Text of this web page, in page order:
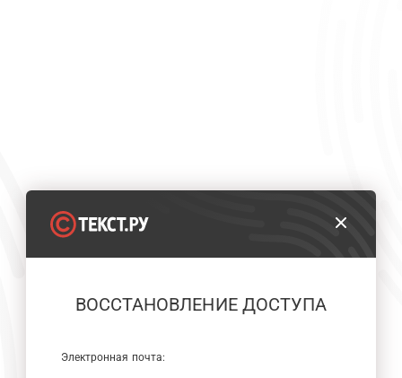
ВОССТАНОВЛЕНИЕ ДОСТУПА
Электронная почта: